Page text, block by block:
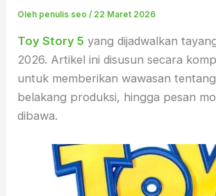
Oleh penulis seo/ 22 Maret 2026
Toy Story 5 yang dijadwalkan
2026. Artikel ini disusun secara
untuk memberikan wawasan
belakang produksi, hingga pesan
dibawa.